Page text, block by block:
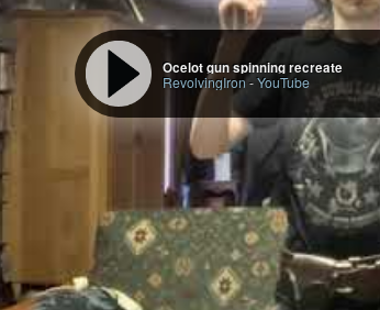
Ocelot gun spinning recreate
RevolvingIron-YouTube